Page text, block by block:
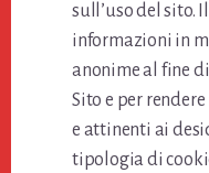
sull’uso del sito.
informazioni in
anonime al fine
Sito e per
e attinenti ai
tipologia di